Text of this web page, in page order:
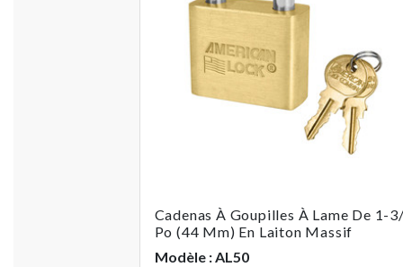
Cadenas À Goupilles À Lame De 1-
Po (44 Mm) En Laiton Massif
Modèle : AL50